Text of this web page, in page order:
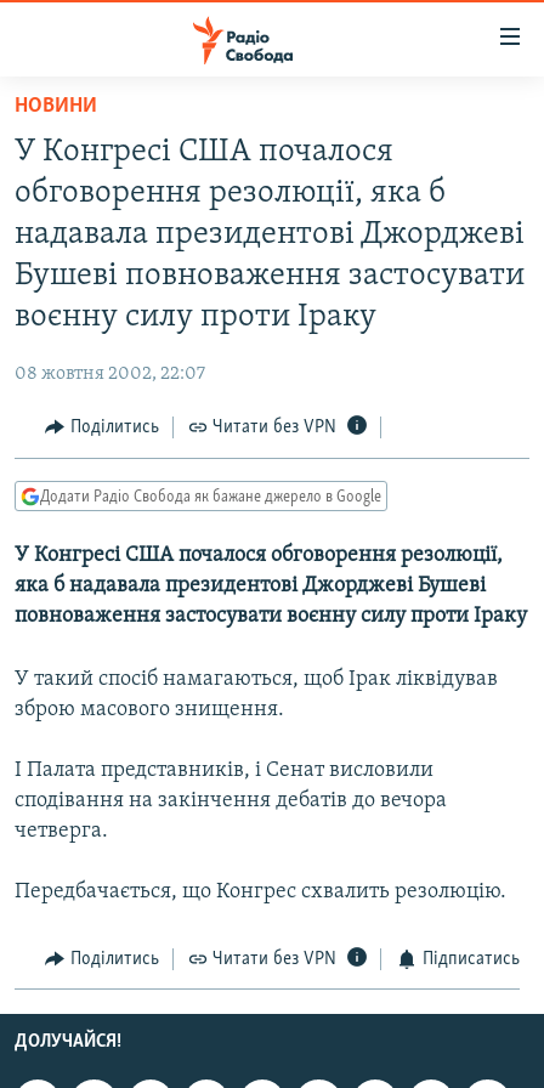
Перейти
основного
матеріалу
до
основної
навігації
до
ВСЕ ЗА ДОБУ
ПОЛІТИКА
СПОРТ
УКРАЇНА
ВІЙНА
РОСІЙСЬКА «ФІЛЬТРАЦІЯ»
ТИ ЯК?
СХЕМИ
МУЛЬТИМЕДІА
ФОТО
ПОДКАСТИ
КРИМ РЕАЛІЇ
РУС
УКР
КТАТ
ДОЛУЧАЙСЯ!
НОВИНИ
У Конгресі США почалося
обговорення резолюції, яка б
надавала президентові Джорджеві
Бушеві повноваження застосувати
воєнну силу проти Іраку
08 жовтня 2002, 22:07
Поділитись Читати без VPN
Додати Радіо Свобода як бажане джерело в Google
У Конгресі США почалося обговорення резолюції,
яка б надавала президентові Джорджеві Бушеві
повноваження застосувати воєнну силу проти Іраку
У такий спосіб намагаються, щоб Ірак ліквідував
зброю масового знищення.
І Палата представників, і Сенат висловили
сподівання на закінчення дебатів до вечора
четверга.
Передбачається, що Конгрес схвалить резолюцію.
Поділитись Читати без VPN Підписатись
ДОЛУЧАЙСЯ!